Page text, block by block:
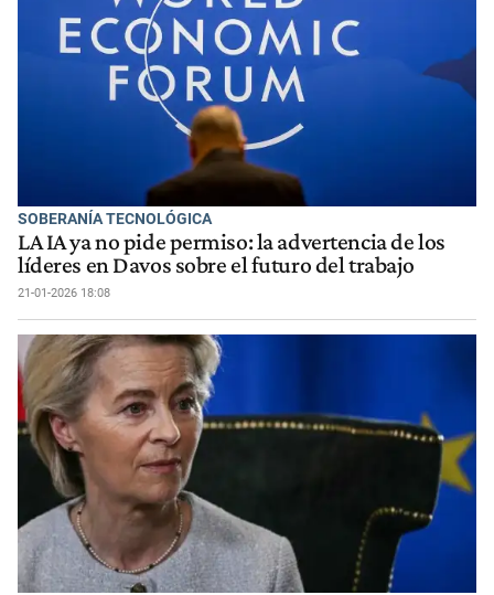
SOBERANÍA TECNOLÓGICA
LA IA ya no pide permiso: la advertencia de los
líderes en Davos sobre el futuro del trabajo
21-01-2026 18:08